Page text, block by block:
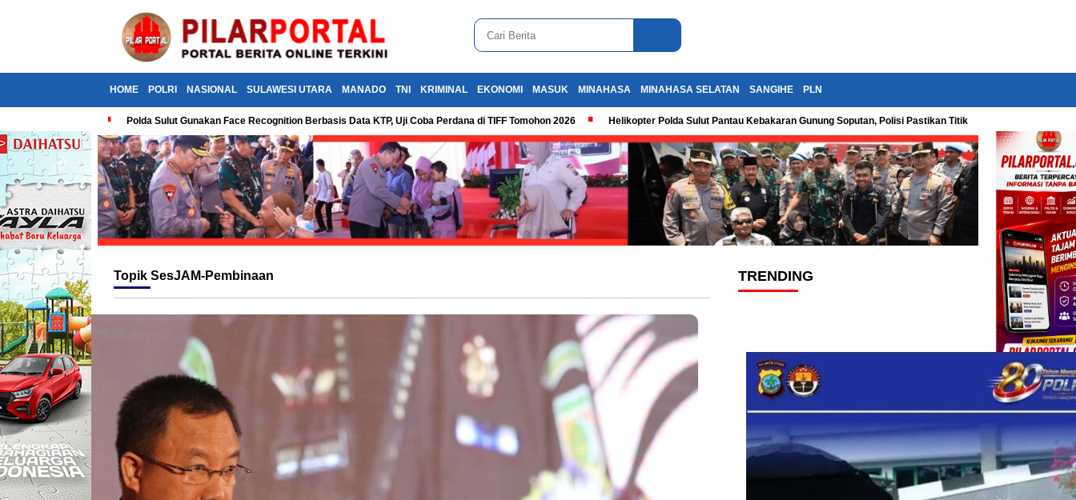
HOME POLRI NASIONAL SULAWESI UTARA MANADO TNI KRIMINAL EKONOMI MASUK MINAHASA MINAHASA SELATAN SANGIHE PLN
Polda Sulut Gunakan Face Recognition Berbasis Data KTP, Uji Coba Perdana di TIFF Tomohon 2026 Helikopter Polda Sulut Pantau Kebakaran Gunung Soputan, Polisi Pastikan Titik Api Terus Diawasi
Topik SesJAM-Pembinaan TRENDING